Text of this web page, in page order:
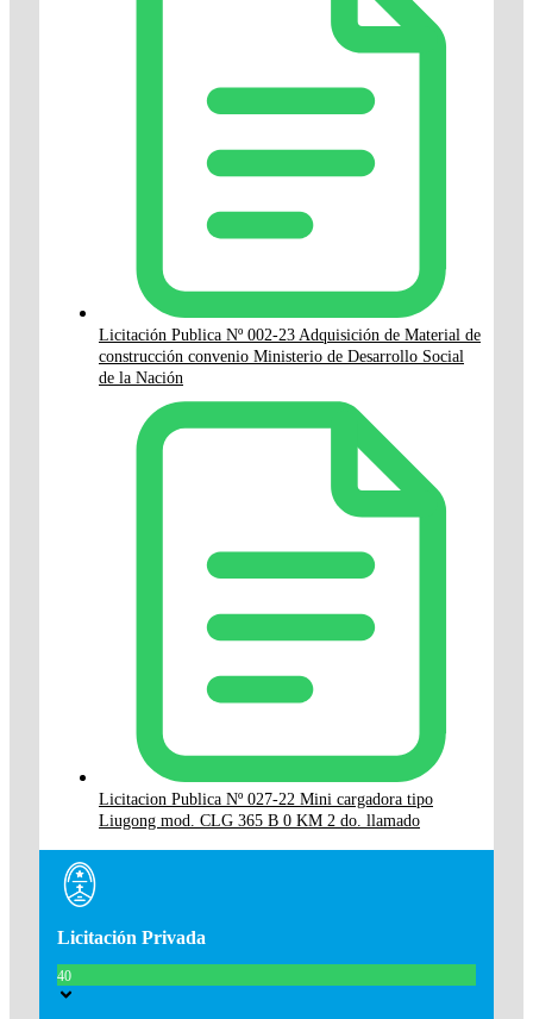
Licitación Publica Nº 002-23 Adquisición de Material de
construcción convenio Ministerio de Desarrollo Social
de la Nación
Licitacion Publica Nº 027-22 Mini cargadora tipo
Liugong mod. CLG 365 B 0 KM 2 do. llamado
Licitación Privada
40